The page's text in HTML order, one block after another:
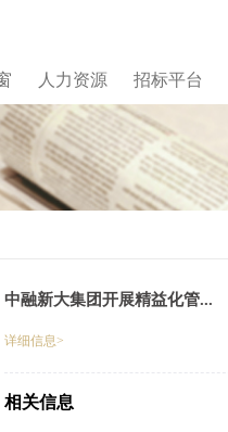
人力资源 招标平台
中融新大集团开展精益化管...
详细信息>
相关信息